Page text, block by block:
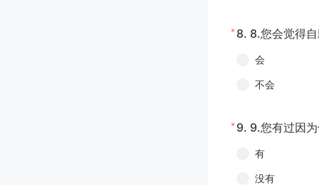
* 8. 8.您会觉得
会
不会
* 9. 9.您有过因
有
没有